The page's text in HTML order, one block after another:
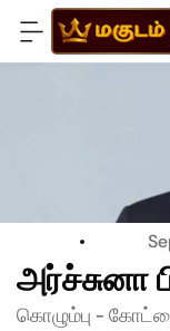
அர்ச்சுனா
கொழும்பு -